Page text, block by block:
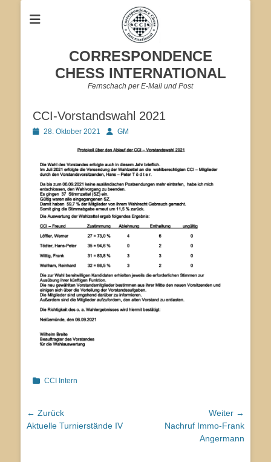
CORRESPONDENCE
CHESS INTERNATIONAL
Fernschach per E-Mail und Post
CCI-Vorstandswahl 2021
Veröffentlicht
28. Oktober 2021 AutorGM
Kategorien
CCI Intern
Beitragsnavigation
← Zurück
Vorhergehender
Aktuelle Turnierstände IV
Weiter →
NächsterNachruf Immo-Frank
Angermann